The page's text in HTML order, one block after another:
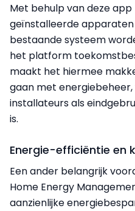
Met behulp van deze
geïnstalleerde
bestaande systeem
het platform
maakt het hiermee
gaan met
installateurs als
is.
Energie-efficiëntie en
Een ander belangrijk
Home Energy
aanzienlijke